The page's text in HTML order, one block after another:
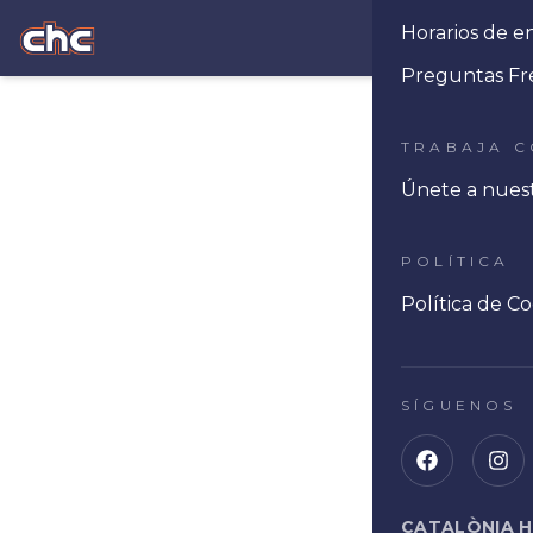
Horarios de
Preguntas
TRABAJA
Únete a
POLÍTICA
Política de
SÍGUENOS
CATALÒNIA